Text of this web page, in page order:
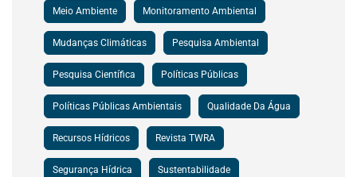
Meio Ambiente Monitoramento Ambiental
Mudanças Climáticas Pesquisa Ambiental
Pesquisa Científica Políticas Públicas
Políticas Públicas Ambientais Qualidade Da Água
Recursos Hídricos Revista TWRA
Segurança Hídrica Sustentabilidade